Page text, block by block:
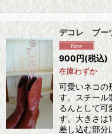
デコレ ブー
900円(税込)
在庫わずか
可愛いネコの
す。スチール
るんとして可
す。大きさは
差し込む部